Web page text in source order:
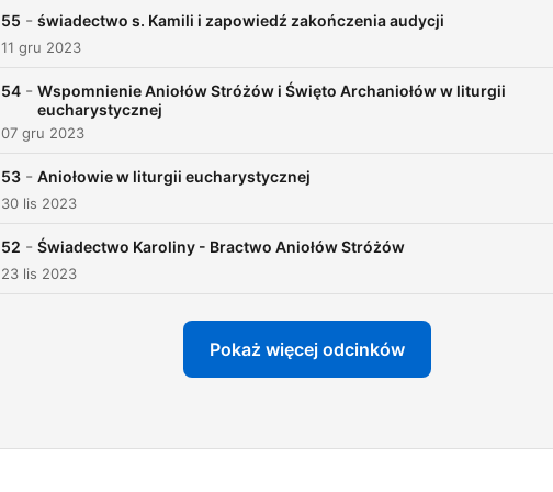
dzielenie się nią z innymi
teologów, dogmatyków,
temat Aniołów w swojej
się: kim są Aniołowie (jaka
znamy na ich temat
prawdy wiary, usłyszymy o
chórach anielskich, o
Biblii, w liturgii Kościoła, o
55 - świadectwo s. Kamili i zapowiedź zakończenia audycji
11 gru 2023
54 - Wspomnienie Aniołów Stróżów i Święto Archaniołów w liturgii
eucharystycznej
07 gru 2023
53 - Aniołowie w liturgii eucharystycznej
30 lis 2023
52 - Świadectwo Karoliny - Bractwo Aniołów Stróżów
23 lis 2023
Pokaż więcej odcinków